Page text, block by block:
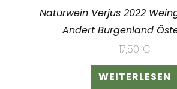
Naturwein Verjus 2022
Andert Burgenland
17,50 €
WEITERLESEN